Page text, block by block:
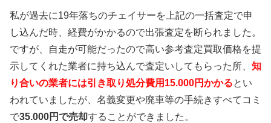
私が過去に19年落ちのチェイサーを上記の一括査定で申
し込んだ時、経費がかかるので出張査定を断られました。
ですが、自走が可能だったので高い参考査定買取価格を提
示してくれた業者に持ち込んで査定いしてもらった所、 知
り合いの業者には引き取り処分費用15.000円かかるとい
われていましたが、名義変更や廃車等の手続きすべてコミ
で35.000円で売却することができました。